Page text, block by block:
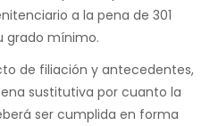
a la pena de 301
grado mínimo.
de filiación y antecedentes,
sustitutiva por cuanto la
ser cumplida en forma